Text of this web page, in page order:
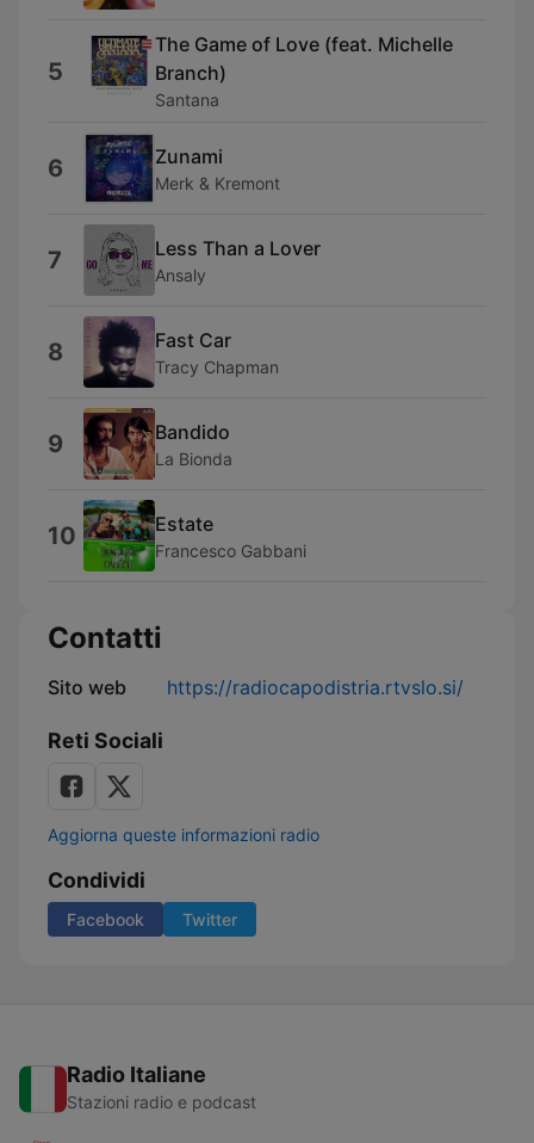
5
The Game of Love (feat. Michelle
Branch)
Santana
6 Zunami
Merk & Kremont
7 Less Than a Lover
Ansaly
8 Fast Car
Tracy Chapman
9 Bandido
La Bionda
10 Estate
Francesco Gabbani
Contatti
Sito web https://radiocapodistria.rtvslo.si/
Reti Sociali
Aggiorna queste informazioni radio
Condividi
Facebook Twitter
Radio Italiane
Stazioni radio e podcast